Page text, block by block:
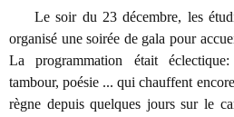
Le soir du 23 décembre, les
organisé une soirée de gala pour
La programmation était
tambour, poésie ... qui chauffent
règne depuis quelques jours sur le